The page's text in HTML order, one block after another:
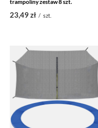
trampoliny zestaw 8 szt.
23,49 zł / szt.